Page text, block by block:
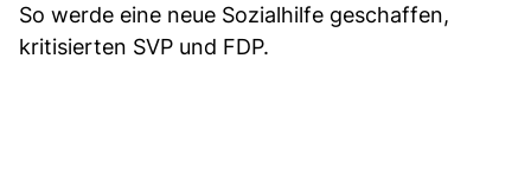
So werde eine neue Sozialhilfe geschaffen,
kritisierten SVP und FDP.